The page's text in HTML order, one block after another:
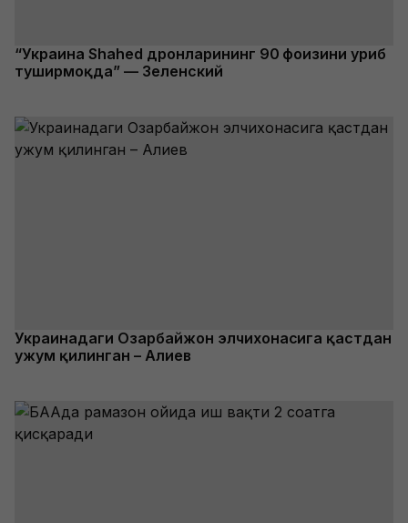
“Украина Shahed дронларининг 90 фоизини уриб
туширмоқда” — Зеленский
Украинадаги Озарбайжон элчихонасига қастдан
ҳужум қилинган – Алиев